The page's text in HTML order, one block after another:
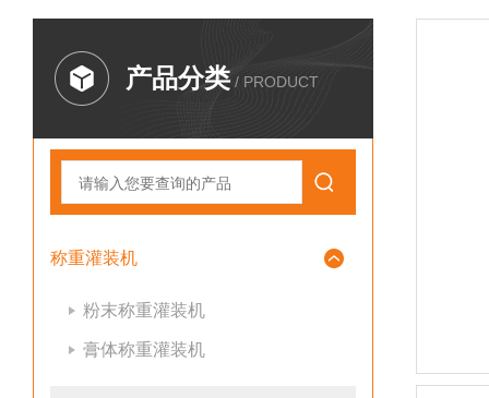
产品分类 / PRODUCT
称重灌装机
粉末称重灌装机
膏体称重灌装机